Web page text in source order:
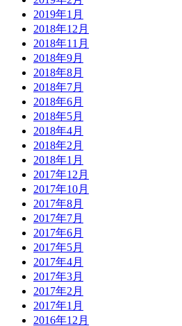
2019年1月
2018年12月
2018年11月
2018年9月
2018年8月
2018年7月
2018年6月
2018年5月
2018年4月
2018年2月
2018年1月
2017年12月
2017年10月
2017年8月
2017年7月
2017年6月
2017年5月
2017年4月
2017年3月
2017年2月
2017年1月
2016年12月